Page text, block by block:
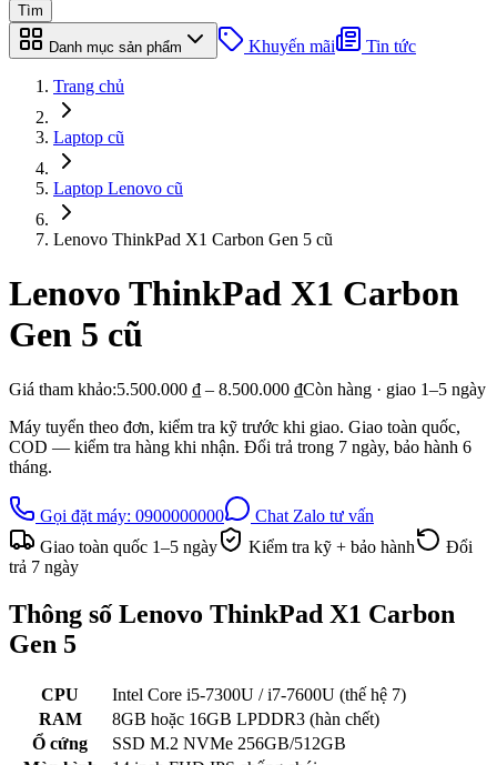
Tìm
Danh mục sản phẩm Khuyến mãi Tin tức
Trang chủ
Laptop cũ
Laptop Lenovo cũ
Lenovo ThinkPad X1 Carbon Gen 5 cũ
Lenovo ThinkPad X1 Carbon
Gen 5 cũ
Giá tham khảo:5.500.000 ₫ – 8.500.000 ₫Còn hàng · giao 1–5 ngày
Máy tuyển theo đơn, kiểm tra kỹ trước khi giao. Giao toàn quốc,
COD — kiểm tra hàng khi nhận. Đổi trả trong 7 ngày, bảo hành 6
tháng.
Gọi đặt máy: 0900000000
Chat Zalo tư vấn
Giao toàn quốc 1–5 ngày Kiểm tra kỹ + bảo hành
Đổi
trả 7 ngày
Thông số Lenovo ThinkPad X1 Carbon
Gen 5
CPU
Intel Core i5-7300U / i7-7600U (thế hệ 7)
RAM
8GB hoặc 16GB LPDDR3 (hàn chết)
Ổ cứng
SSD M.2 NVMe 256GB/512GB